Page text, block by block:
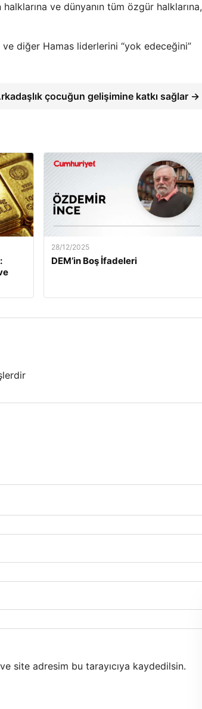
ve dünyanın tüm özgür halklarına,
ve diğer Hamas liderlerini “yok edeceğini”
çocuğun gelişimine katkı sağlar →
28/12/2025
DEM’in Boş İfadeleri
site adresim bu tarayıcıya kaydedilsin.